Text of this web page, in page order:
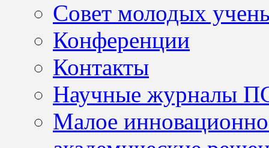
Совет молодых
Конференции
Контакты
Научные журналы
Малое